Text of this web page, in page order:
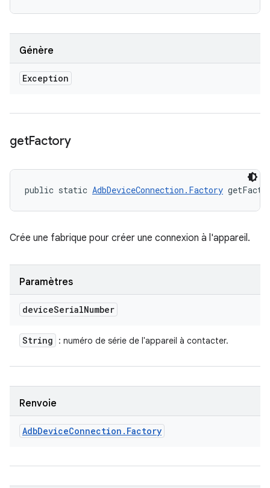
Génère
Exception
getFactory
public static AdbDeviceConnection.Factory
Crée une fabrique pour créer une connexion à l'appareil.
Paramètres
deviceSerialNumber
String : numéro de série de l'appareil à contacter.
Renvoie
AdbDeviceConnection . Factory